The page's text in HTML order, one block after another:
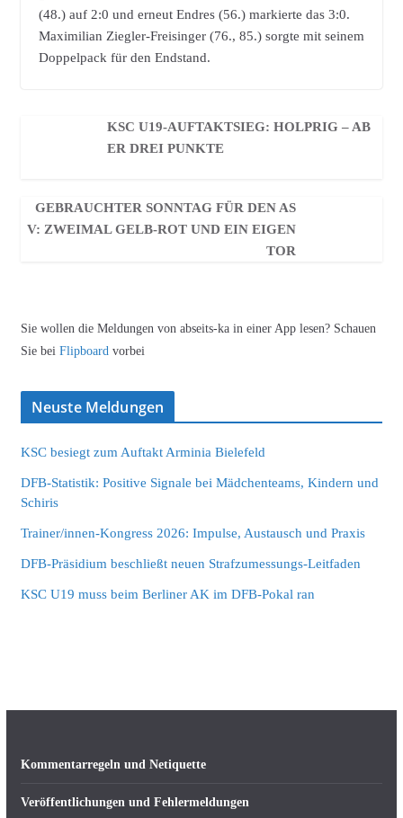
(48.) auf 2:0 und erneut Endres (56.) markierte das 3:0.
Maximilian Ziegler-Freisinger (76., 85.) sorgte mit seinem
Doppelpack für den Endstand.
KSC U19-AUFTAKTSIEG: HOLPRIG – AB
ER DREI PUNKTE
GEBRAUCHTER SONNTAG FÜR DEN AS
V: ZWEIMAL GELB-ROT UND EIN EIGEN
TOR
Sie wollen die Meldungen von abseits-ka in einer App lesen? Schauen
Sie bei Flipboard vorbei
Neuste Meldungen
KSC besiegt zum Auftakt Arminia Bielefeld
DFB-Statistik: Positive Signale bei Mädchenteams, Kindern und
Schiris
Trainer/innen-Kongress 2026: Impulse, Austausch und Praxis
DFB-Präsidium beschließt neuen Strafzumessungs-Leitfaden
KSC U19 muss beim Berliner AK im DFB-Pokal ran
Kommentarregeln und Netiquette
Veröffentlichungen und Fehlermeldungen